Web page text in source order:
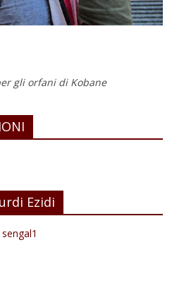
gli orfani di Kobane
Ezidi